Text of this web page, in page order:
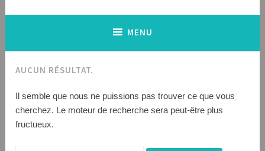
MENU
AUCUN RÉSULTAT.
Il semble que nous ne puissions pas trouver ce que vous
cherchez. Le moteur de recherche sera peut-être plus
fructueux.